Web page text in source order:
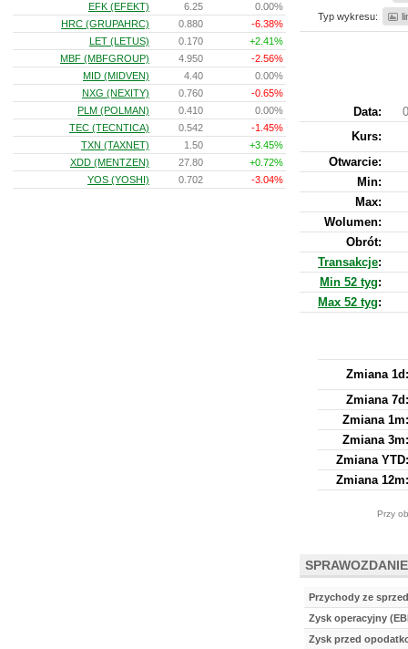
Typ wykresu:
Data:
Kurs:
Otwarcie:
Min:
Max:
Wolumen:
Obrót:
Transakcje:
Min 52 tyg:
Max 52 tyg:
Zmiana 1d:
Zmiana 7d:
Zmiana 1m:
Zmiana 3m:
Zmiana YTD:
Zmiana 12m:
Przy
Przychody ze
Zysk operacyjny
Zysk przed
EFK (EFEKT)
6.25
0.00%
HRC (GRUPAHRC)
0.880
-6.38%
LET (LETUS)
0.170
+2.41%
MBF (MBFGROUP)
4.950
-2.56%
MID (MIDVEN)
4.40
0.00%
NXG (NEXITY)
0.760
-0.65%
PLM (POLMAN)
0.410
0.00%
TEC (TECNTICA)
0.542
-1.45%
TXN (TAXNET)
1.50
+3.45%
XDD (MENTZEN)
27.80
+0.72%
YOS (YOSHI)
0.702 -3.04%